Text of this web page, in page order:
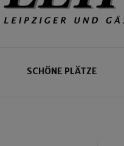
SCHÖNE PLÄTZE